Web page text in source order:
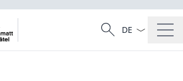
Cercare
Ricerca
Dal menu a